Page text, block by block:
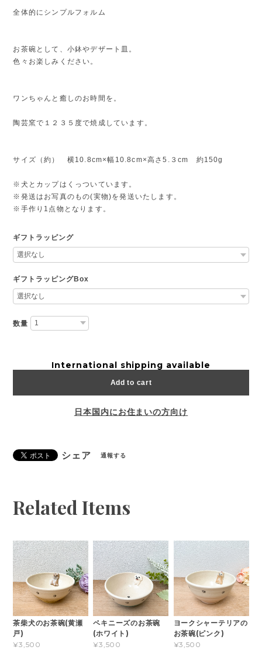
全体的にシンプルフォルム
お茶碗として、小鉢やデザート皿。
色々お楽しみください。
ワンちゃんと癒しのお時間を。
陶芸窯で１２３５度で焼成しています。
サイズ（約） 横10.8cm×幅10.8cm×高さ5.３cm 約150g
※犬とカップはくっついています。
※発送はお写真のもの(実物)を発送いたします。
※手作り1点物となります。
ギフトラッピング
ギフトラッピングBox
数量
International shipping available
Add to cart
日本国内にお住まいの方向け
シェア 通報する
Related Items
茶柴犬のお茶碗(黄瀬
戸)
¥3,500
ペキニーズのお茶碗
(ホワイト)
¥3,500
ヨークシャーテリアの
お茶碗(ピンク)
¥3,500